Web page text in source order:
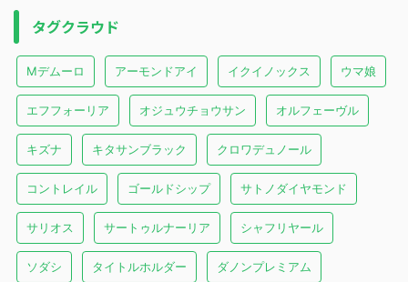
タグクラウド
Mデムーロ アーモンドアイ イクイノックス ウマ娘
エフフォーリア オジュウチョウサン オルフェーヴル
キズナ キタサンブラック クロワデュノール
コントレイル ゴールドシップ サトノダイヤモンド
サリオス サートゥルナーリア シャフリヤール
ソダシ タイトルホルダー ダノンプレミアム